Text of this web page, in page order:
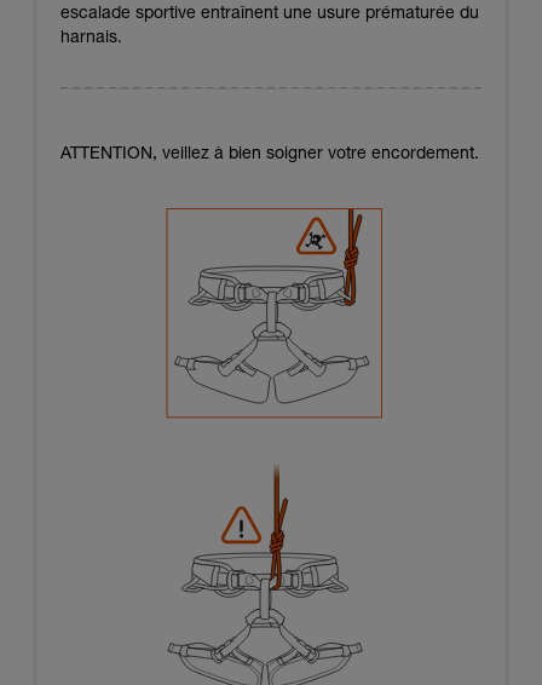
escalade sportive entraînent une usure prématurée du
harnais.
ATTENTION, veillez à bien soigner votre encordement.